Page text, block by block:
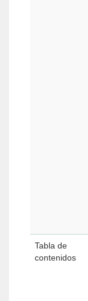
Tabla de
contenidos